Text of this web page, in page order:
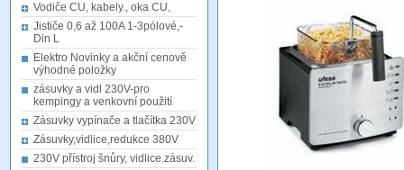
Vodiče CU, kabely., oka CU,
Jističe 0,6 až 100A 1-3pólové,-
Din L
Elektro Novinky a akční cenově
výhodné položky
zásuvky a vidl 230V-pro
kempingy a venkovní použití
Zásuvky vypínače a tlačítka 230V
Zásuvky,vidlice,redukce 380V
230V přístroj šnůry, vidlice.zásuv.